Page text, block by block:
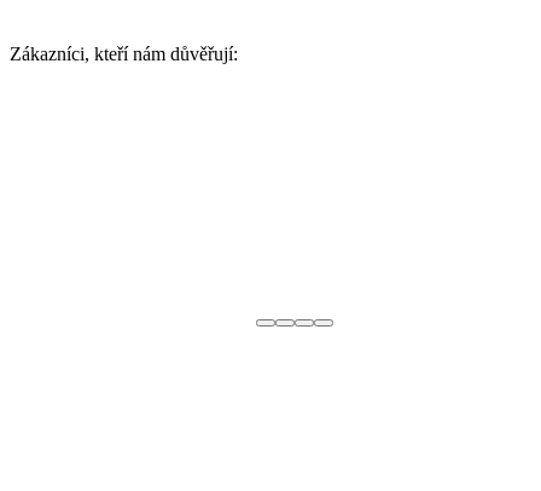
Zákazníci, kteří nám důvěřují: